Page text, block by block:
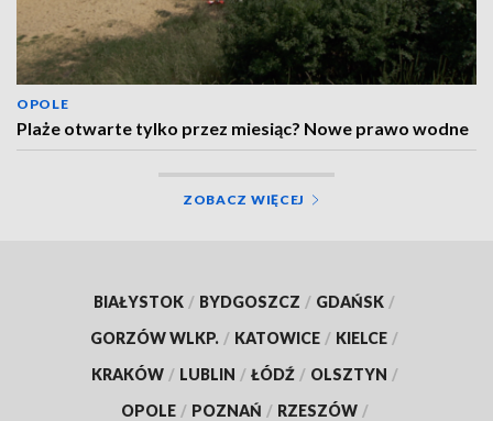
OPOLE
Plaże otwarte tylko przez miesiąc? Nowe prawo wodne
ZOBACZ WIĘCEJ
BIAŁYSTOK / BYDGOSZCZ / GDAŃSK /
GORZÓW WLKP. / KATOWICE / KIELCE /
KRAKÓW / LUBLIN / ŁÓDŹ / OLSZTYN /
OPOLE / POZNAŃ / RZESZÓW /